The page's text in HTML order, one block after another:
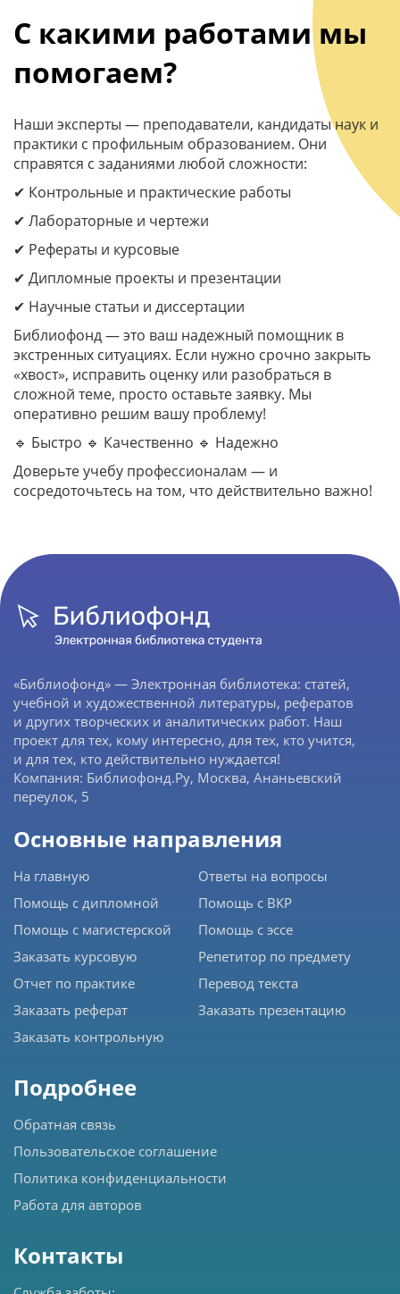
С какими работами мы
помогаем?
Наши эксперты — преподаватели, кандидаты наук и
практики с профильным образованием. Они
справятся с заданиями любой сложности:
✔ Контрольные и практические работы
✔ Лабораторные и чертежи
✔ Рефераты и курсовые
✔ Дипломные проекты и презентации
✔ Научные статьи и диссертации
Библиофонд — это ваш надежный помощник в
экстренных ситуациях. Если нужно срочно закрыть
«хвост», исправить оценку или разобраться в
сложной теме, просто оставьте заявку. Мы
оперативно решим вашу проблему!
🔹 Быстро 🔹 Качественно 🔹 Надежно
Доверьте учебу профессионалам — и
сосредоточьтесь на том, что действительно важно!
«Библиофонд» — Электронная библиотека: статей,
учебной и художественной литературы, рефератов
и других творческих и аналитических работ. Наш
проект для тех, кому интересно, для тех, кто учится,
и для тех, кто действительно нуждается!
Компания: Библиофонд.Ру, Москва, Ананьевский
переулок, 5
Основные направления
На главную
Помощь с дипломной
Помощь с магистерской
Заказать курсовую
Отчет по практике
Заказать реферат
Заказать контрольную
Ответы на вопросы
Помощь с ВКР
Помощь с эссе
Репетитор по предмету
Перевод текста
Заказать презентацию
Подробнее
Обратная связь
Пользовательское соглашение
Политика конфиденциальности
Работа для авторов
Контакты